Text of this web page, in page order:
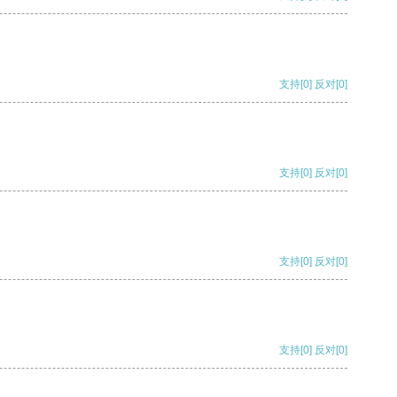
支持[0] 反对[0]
支持[0] 反对[0]
支持[0] 反对[0]
支持[0] 反对[0]